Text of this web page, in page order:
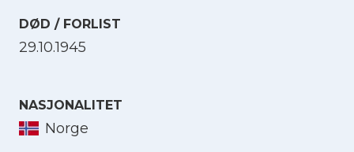
DØD / FORLIST
29.10.1945
NASJONALITET
Norge